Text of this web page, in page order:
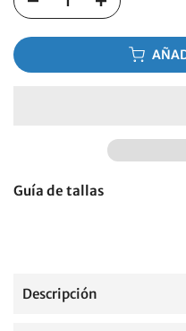
Guía de tallas
Descripción